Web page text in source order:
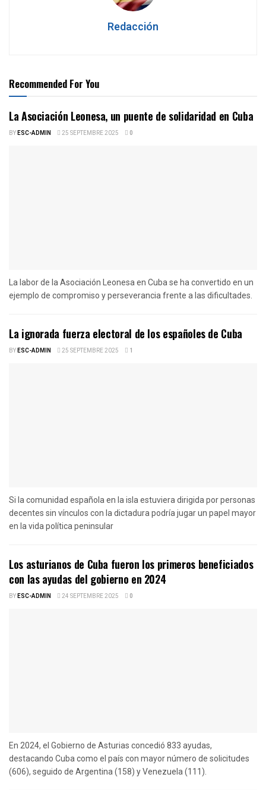
Redacción
Recommended For You
La Asociación Leonesa, un puente de solidaridad en Cuba
BYESC-ADMIN 25 SEPTEMBRE 2025 0
La labor de la Asociación Leonesa en Cuba se ha convertido en un
ejemplo de compromiso y perseverancia frente a las dificultades.
La ignorada fuerza electoral de los españoles de Cuba
BYESC-ADMIN 25 SEPTEMBRE 2025 1
Si la comunidad española en la isla estuviera dirigida por personas
decentes sin vínculos con la dictadura podría jugar un papel mayor
en la vida política peninsular
Los asturianos de Cuba fueron los primeros beneficiados
con las ayudas del gobierno en 2024
BYESC-ADMIN 24 SEPTEMBRE 2025 0
En 2024, el Gobierno de Asturias concedió 833 ayudas,
destacando Cuba como el país con mayor número de solicitudes
(606), seguido de Argentina (158) y Venezuela (111).